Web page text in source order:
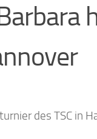
des TSC in